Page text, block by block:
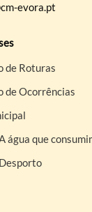
evora.pt
de Roturas
de Ocorrências
água que